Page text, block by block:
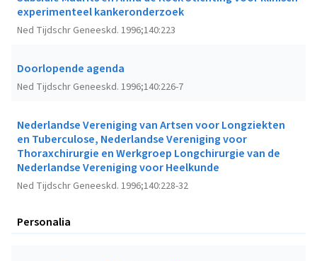
experimenteel kankeronderzoek
Ned Tijdschr Geneeskd. 1996;140:223
Doorlopende agenda
Ned Tijdschr Geneeskd. 1996;140:226-7
Nederlandse Vereniging van Artsen voor Longziekten
en Tuberculose, Nederlandse Vereniging voor
Thoraxchirurgie en Werkgroep Longchirurgie van de
Nederlandse Vereniging voor Heelkunde
Ned Tijdschr Geneeskd. 1996;140:228-32
Personalia